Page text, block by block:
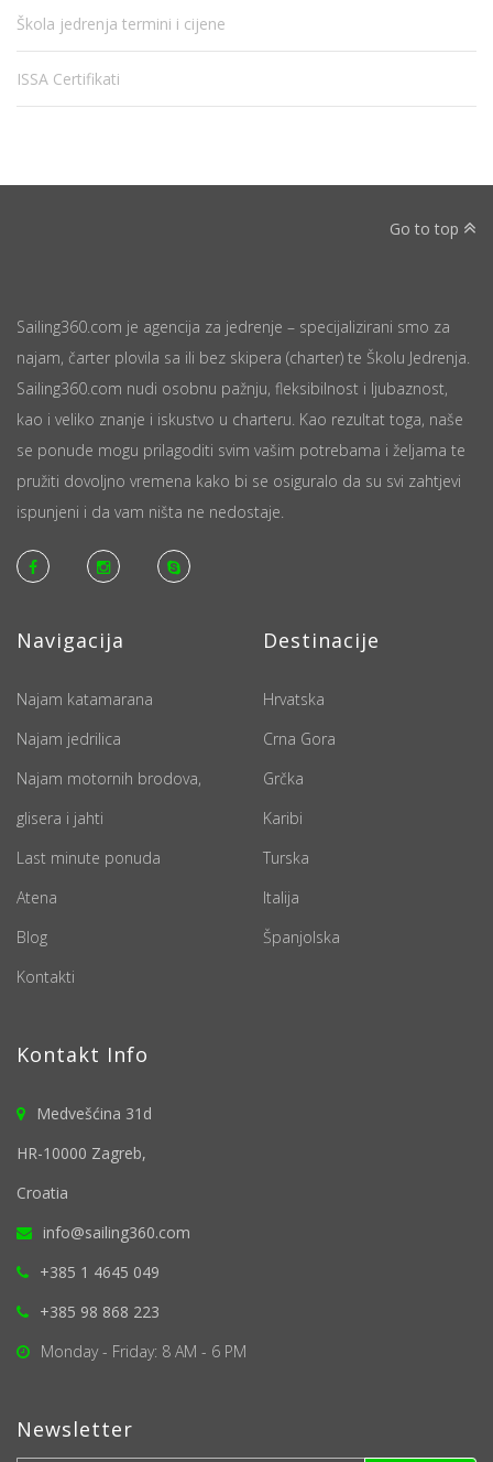
Škola jedrenja termini i cijene
ISSA Certifikati
Go to top
Sailing360.com je agencija za jedrenje – specijalizirani smo za
najam, čarter plovila sa ili bez skipera (charter) te Školu Jedrenja.
Sailing360.com nudi osobnu pažnju, fleksibilnost i ljubaznost,
kao i veliko znanje i iskustvo u charteru. Kao rezultat toga, naše
se ponude mogu prilagoditi svim vašim potrebama i željama te
pružiti dovoljno vremena kako bi se osiguralo da su svi zahtjevi
ispunjeni i da vam ništa ne nedostaje.
Navigacija
Najam katamarana
Najam jedrilica
Najam motornih brodova,
glisera i jahti
Last minute ponuda
Atena
Blog
Kontakti
Destinacije
Hrvatska
Crna Gora
Grčka
Karibi
Turska
Italija
Španjolska
Kontakt Info
Medvešćina 31d
HR-10000 Zagreb,
Croatia
info@sailing360.com
+385 1 4645 049
+385 98 868 223
Monday - Friday: 8 AM - 6 PM
Newsletter